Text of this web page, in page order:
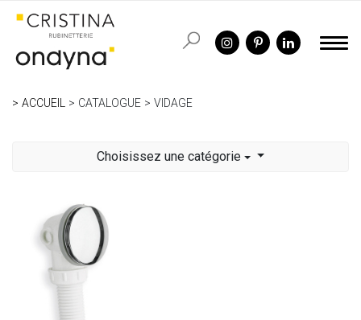
ACCUEIL CATALOGUE VIDAGE
Choisissez une catégorie